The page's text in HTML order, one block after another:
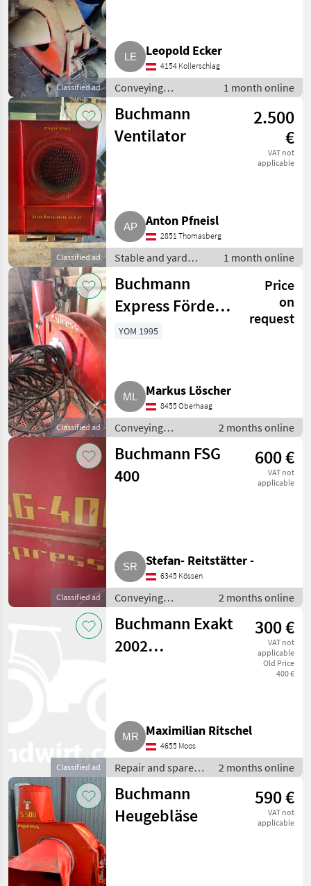
Classified ad
Leopold Ecker
4154 Kollerschlag
Conveying
equipment /
Conveying blowers
1 month online
Classified ad
Buchmann
Ventilator
2.500
€
VAT not
applicable
Anton Pfneisl
2851 Thomasberg
Stable and yard
equipment / Hay
ventilations
1 month online
Classified ad
Buchmann
Express Förder-
bzw.
Price
on
request
YOM 1995
Markus Löscher
8455 Oberhaag
Conveying
equipment /
Conveying blowers
2 months online
Classified ad
Buchmann FSG
400
600 €
VAT not
applicable
Stefan- Reitstätter -
6345 Kössen
Conveying
equipment /
Conveying blowers
2 months online
Classified ad
Buchmann Exakt
2002
300 €
VAT not
applicable
Old Price
400 €
Maximilian Ritschel
4655 Moos
Repair and spare
parts / Other repair
and spare parts
2 months online
Buchmann
Heugebläse
590 €
VAT not
applicable